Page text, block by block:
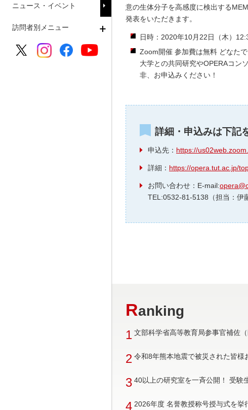
ニュース・イベント
訪問者別メニュー
意の生体分子を高感度に検出する
発表をいただきます。
日時：2020年10月22日（木）
Zoom開催 参加費は無料 どなたで
大学との共同研究やOPERAコン
非、お申込みください！
詳細・申込みは下記
申込先： https://
詳細： https://opera.tut.ac.jp/
お問い合わせ：E-mail:
TEL:0532-81-5138（担当：伊
Ranking
1 文部科学省高等教育局参事官補佐
2 令和8年熊本地震で被災された皆様
3 40以上の研究室を一斉公開！ 受験
4 2026年度 名誉教授称号授与式を挙